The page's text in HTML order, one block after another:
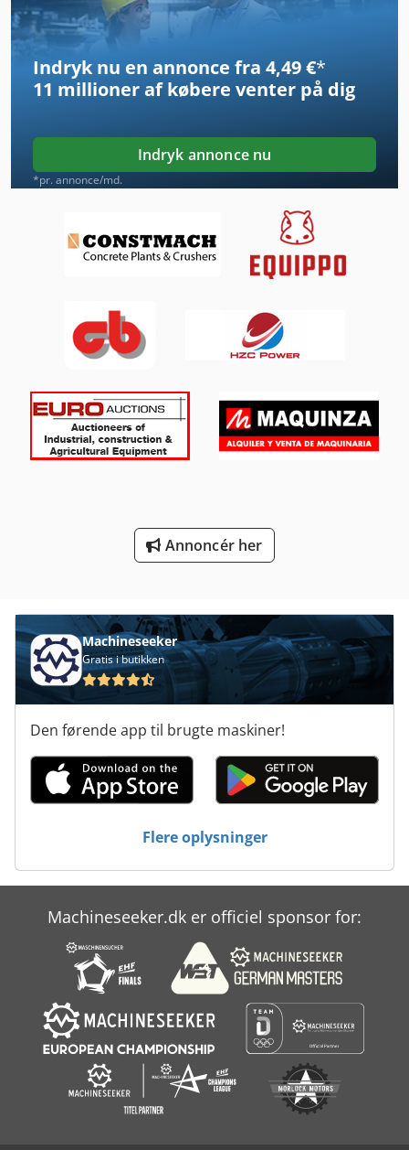
International 433
International 434
Kgs 1670
Kranen Arm Til Gaffeltrucks
Ks 205
Sbs 8 70
Skære Op
Svejsning Generator
Svejsning Sæt
Svinge Ud Arm
Værktøj Og Fræser Kværn
Indryk nu en annonce fra 4,49 €*
11 millioner af købere venter på dig
Indryk annonce nu
*pr. annonce/md.
Annoncér her
Machineseeker
Gratis i butikken
Den førende app til brugte maskiner!
Flere oplysninger
Machineseeker.dk er officiel sponsor for: